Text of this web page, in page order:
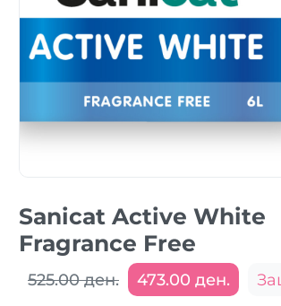
Sanicat Active White
Fragrance Free
525.00 ден. 473.00 ден.